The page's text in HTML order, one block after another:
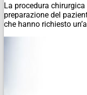
La procedura
preparazione del
che hanno richiesto